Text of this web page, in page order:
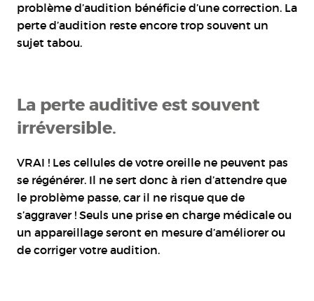
problème d’audition bénéficie d’une correction. La
perte d’audition reste encore trop souvent un
sujet tabou.
La perte auditive est souvent
irréversible.
VRAI ! Les cellules de votre oreille ne peuvent pas
se régénérer. Il ne sert donc à rien d’attendre que
le problème passe, car il ne risque que de
s’aggraver ! Seuls une prise en charge médicale ou
un appareillage seront en mesure d’améliorer ou
de corriger votre audition.